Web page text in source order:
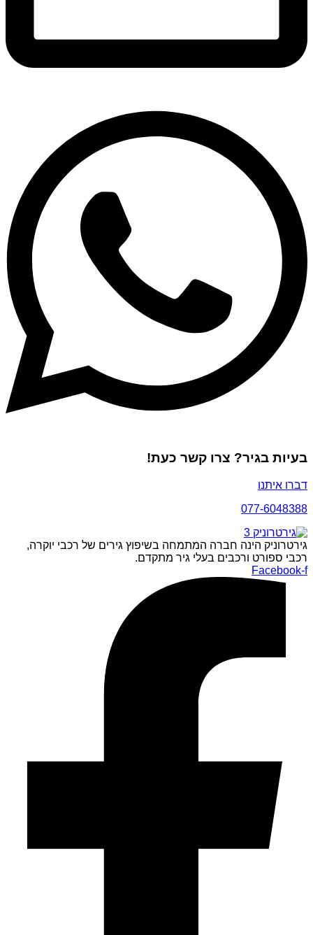
בעיות בגיר? צרו קשר כעת!
דברו איתנו
077-6048388
גירטרוניק הינה חברה המתמחה בשיפוץ גירים של רכבי יוקרה,
רכבי ספורט ורכבים בעלי גיר מתקדם.
Facebook-f